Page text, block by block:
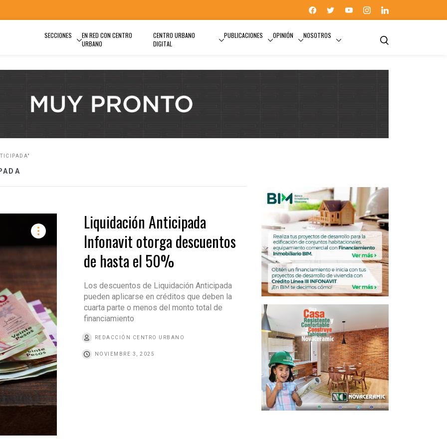
SECCIONES
EN RED CON CENTRO
URBANO
CENTRO URBANO
DIGITAL
PUBLICACIONES OPINIÓN NOSOTROS
Liquidación Anticipada
Infonavit otorga descuentos
de hasta el 50%
Los descuentos de Liquidación Anticipada
pueden aplicarse en créditos que deben la
cuarta parte o menos del monto total de
financiamiento
REDACCIÓN CENTRO URBANO
NOVIEMBRE 3, 2025
DESCUENTO POR LIQUIDACIÓN ANTICIPADA